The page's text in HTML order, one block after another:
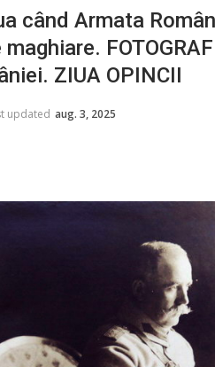
când Armata
ZIUA OPINCII
updated aug. 3, 2025